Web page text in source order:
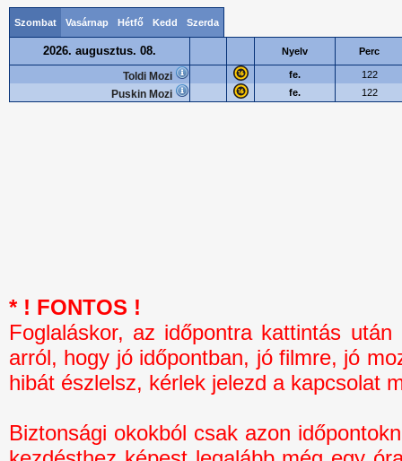
Szombat Vasárnap Hétfő Kedd Szerda
2026. augusztus. 08. Nyelv Perc
Toldi Mozi fe. 122
Puskin Mozi fe. 122
* ! FONTOS !
Foglaláskor, az időpontra kattintás
arról, hogy jó időpontban, jó filmre, jó
hibát észlelsz, kérlek jelezd a kapcsolat
Biztonsági okokból csak azon